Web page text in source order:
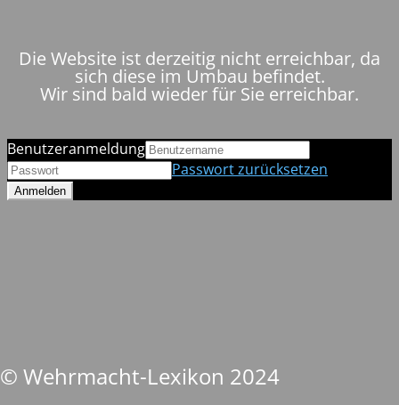
Die Website ist derzeitig nicht erreichbar, da
sich diese im Umbau befindet.
Wir sind bald wieder für Sie erreichbar.
© Wehrmacht-Lexikon 2024
Benutzeranmeldung
Passwort zurücksetzen